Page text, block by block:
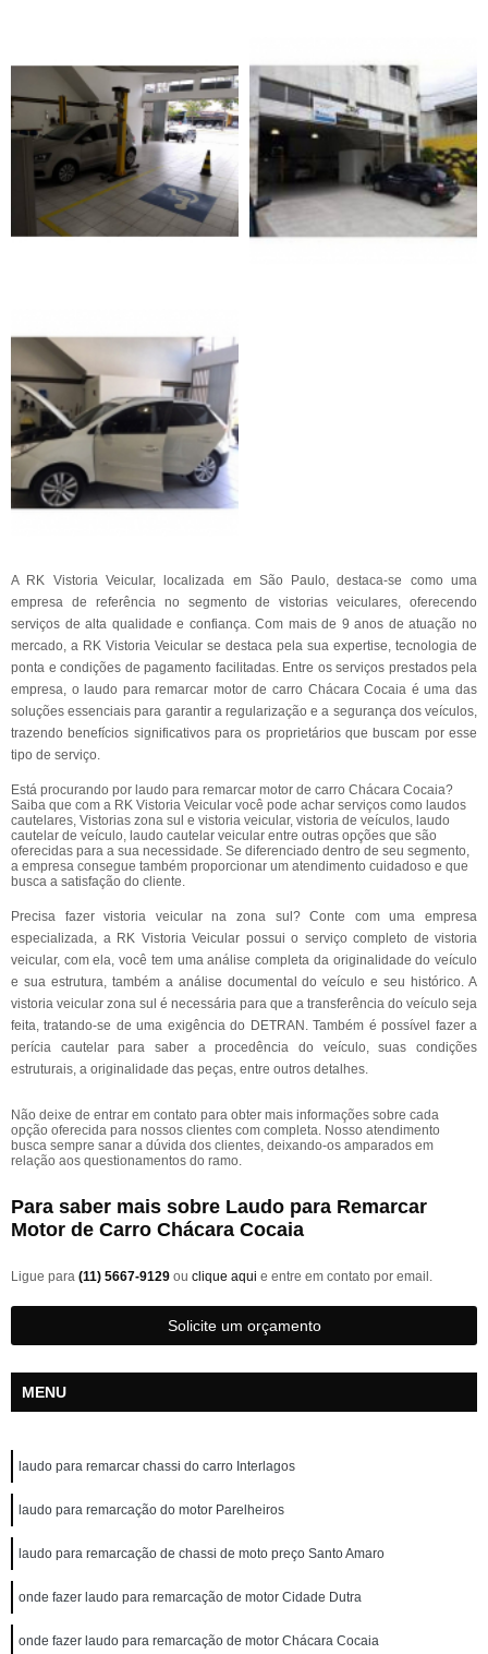
A RK Vistoria Veicular, localizada em São Paulo, destaca-se como uma
empresa de referência no segmento de vistorias veiculares, oferecendo
serviços de alta qualidade e confiança. Com mais de 9 anos de atuação no
mercado, a RK Vistoria Veicular se destaca pela sua expertise, tecnologia de
ponta e condições de pagamento facilitadas. Entre os serviços prestados pela
empresa, o laudo para remarcar motor de carro Chácara Cocaia é uma das
soluções essenciais para garantir a regularização e a segurança dos veículos,
trazendo benefícios significativos para os proprietários que buscam por esse
tipo de serviço.
Está procurando por laudo para remarcar motor de carro Chácara Cocaia?
Saiba que com a RK Vistoria Veicular você pode achar serviços como laudos
cautelares, Vistorias zona sul e vistoria veicular, vistoria de veículos, laudo
cautelar de veículo, laudo cautelar veicular entre outras opções que são
oferecidas para a sua necessidade. Se diferenciado dentro de seu segmento,
a empresa consegue também proporcionar um atendimento cuidadoso e que
busca a satisfação do cliente.
Precisa fazer vistoria veicular na zona sul? Conte com uma empresa
especializada, a RK Vistoria Veicular possui o serviço completo de vistoria
veicular, com ela, você tem uma análise completa da originalidade do veículo
e sua estrutura, também a análise documental do veículo e seu histórico. A
vistoria veicular zona sul é necessária para que a transferência do veículo seja
feita, tratando-se de uma exigência do DETRAN. Também é possível fazer a
perícia cautelar para saber a procedência do veículo, suas condições
estruturais, a originalidade das peças, entre outros detalhes.
Não deixe de entrar em contato para obter mais informações sobre cada
opção oferecida para nossos clientes com completa. Nosso atendimento
busca sempre sanar a dúvida dos clientes, deixando-os amparados em
relação aos questionamentos do ramo.
Para saber mais sobre Laudo para Remarcar
Motor de Carro Chácara Cocaia
Ligue para (11) 5667-9129 ou clique aqui e entre em contato por email.
Solicite um orçamento
MENU
laudo para remarcar chassi do carro Interlagos
laudo para remarcação do motor Parelheiros
laudo para remarcação de chassi de moto preço Santo Amaro
onde fazer laudo para remarcação de motor Cidade Dutra
onde fazer laudo para remarcação de motor Chácara Cocaia